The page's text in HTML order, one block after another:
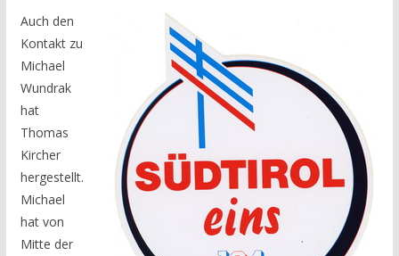
Auch den
Kontakt zu
Michael
Wundrak
hat
Thomas
Kircher
hergestellt.
Michael
hat von
Mitte der